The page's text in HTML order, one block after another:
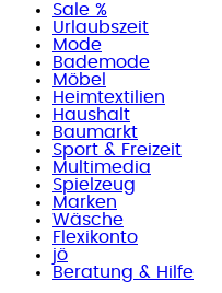
Sale %
Urlaubszeit
Mode
Bademode
Möbel
Heimtextilien
Haushalt
Baumarkt
Sport & Freizeit
Multimedia
Spielzeug
Marken
Wäsche
Flexikonto
jö
Beratung & Hilfe